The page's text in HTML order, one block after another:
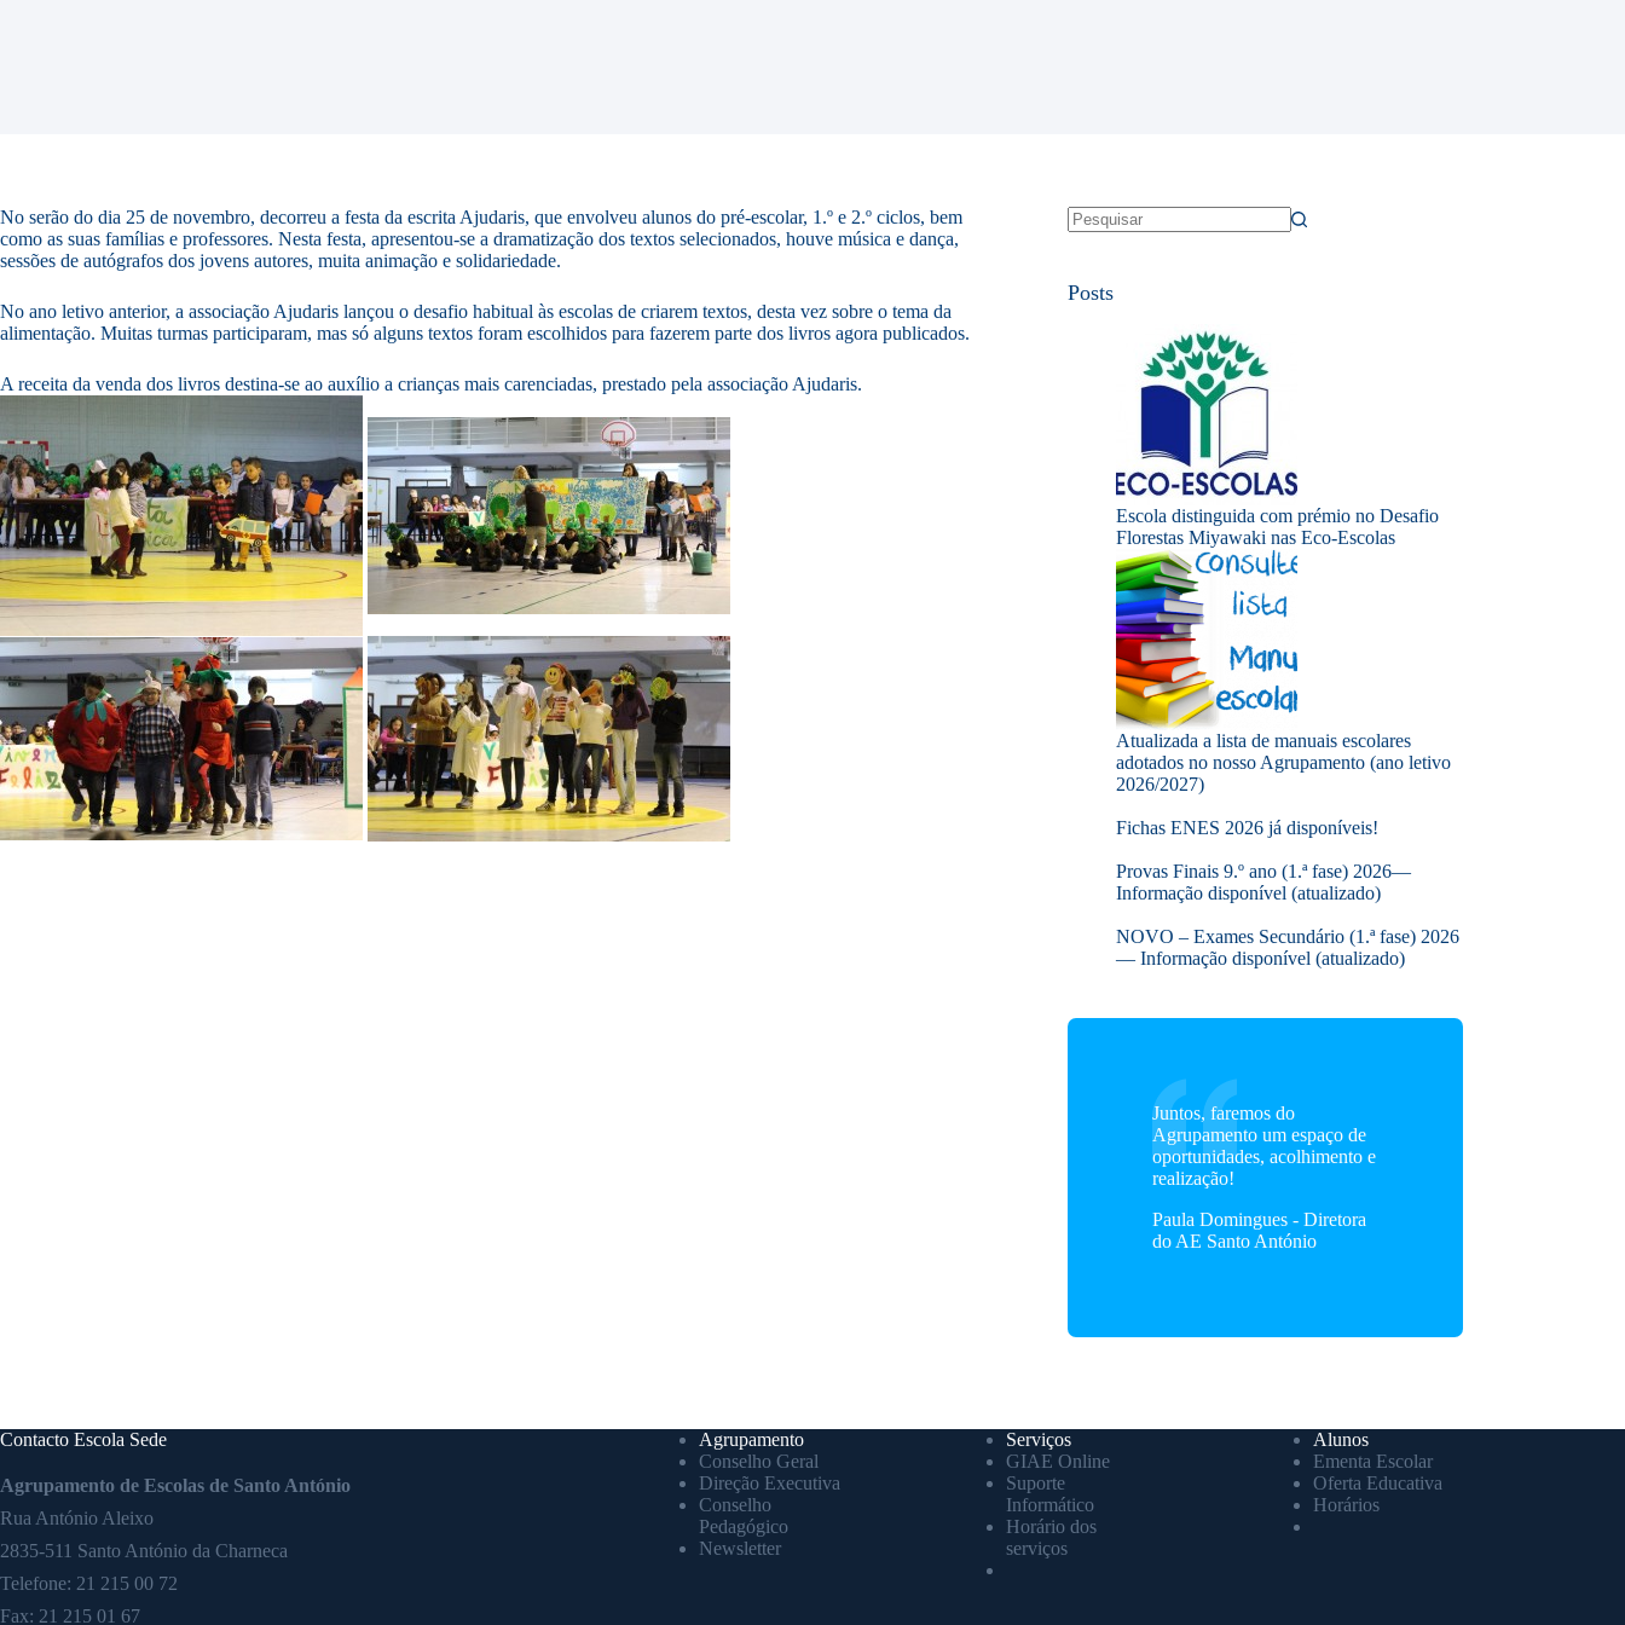
No serão do dia 25 de novembro, decorreu a festa da escrita Ajudaris, que envolveu alunos do pré-escolar, 1.º e 2.º ciclos, bem
como as suas famílias e professores. Nesta festa, apresentou-se a dramatização dos textos selecionados, houve música e dança,
sessões de autógrafos dos jovens autores, muita animação e solidariedade.
No ano letivo anterior, a associação Ajudaris lançou o desafio habitual às escolas de criarem textos, desta vez sobre o tema da
alimentação. Muitas turmas participaram, mas só alguns textos foram escolhidos para fazerem parte dos livros agora publicados.
A receita da venda dos livros destina-se ao auxílio a crianças mais carenciadas, prestado pela associação Ajudaris.
Posts
Escola distinguida com prémio no Desafio
Florestas Miyawaki nas Eco-Escolas
Atualizada a lista de manuais escolares
adotados no nosso Agrupamento (ano letivo
2026/2027)
Fichas ENES 2026 já disponíveis!
Provas Finais 9.º ano (1.ª fase) 2026—
Informação disponível (atualizado)
NOVO – Exames Secundário (1.ª fase) 2026
— Informação disponível (atualizado)
Juntos, faremos do
Agrupamento um espaço de
oportunidades, acolhimento e
realização!
Paula Domingues - Diretora
do AE Santo António
Contacto Escola Sede
Agrupamento de Escolas de Santo António
Rua António Aleixo
2835-511 Santo António da Charneca
Telefone: 21 215 00 72
Fax: 21 215 01 67
Agrupamento
Conselho Geral
Direção Executiva
Conselho
Pedagógico
Newsletter
Serviços
GIAE Online
Suporte
Informático
Horário dos
serviços
Alunos
Ementa Escolar
Oferta Educativa
Horários